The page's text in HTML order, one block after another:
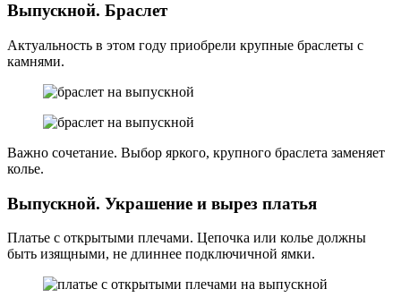
Выпускной. Браслет
Актуальность в этом году приобрели крупные браслеты с
камнями.
Важно сочетание. Выбор яркого, крупного браслета заменяет
колье.
Выпускной. Украшение и вырез платья
Платье с открытыми плечами. Цепочка или колье должны
быть изящными, не длиннее подключичной ямки.